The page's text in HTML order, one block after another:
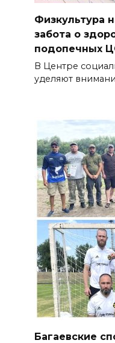
Физкультура
забота о
подопечных
В Центре
уделяют
Багаевские